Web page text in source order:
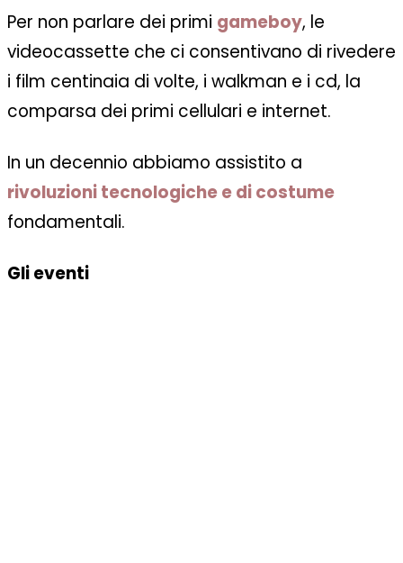
Per non parlare dei primi gameboy, le
videocassette che ci consentivano di rivedere
i film centinaia di volte, i walkman e i cd, la
comparsa dei primi cellulari e internet.
In un decennio abbiamo assistito a
rivoluzioni tecnologiche e di costume
fondamentali.
Gli eventi